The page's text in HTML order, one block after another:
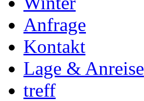
Anfrage
Kontakt
Lage & Anreise
treff